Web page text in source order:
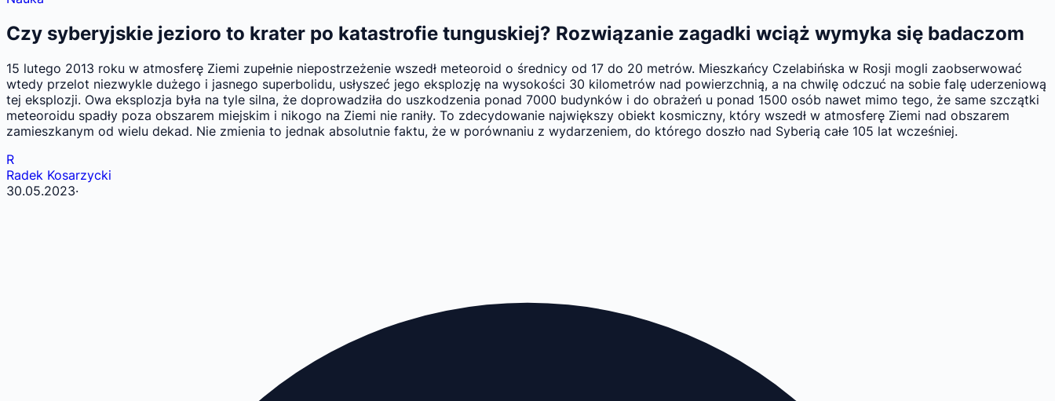
Czy syberyjskie jezioro to krater po katastrofie tunguskiej? Rozwiązanie zagadki wciąż wymyka się badaczom
15 lutego 2013 roku w atmosferę Ziemi zupełnie niepostrzeżenie wszedł meteoroid o średnicy od 17 do 20 metrów. Mieszkańcy Czelabińska w Rosji mogli zaobserwować
wtedy przelot niezwykle dużego i jasnego superbolidu, usłyszeć jego eksplozję na wysokości 30 kilometrów nad powierzchnią, a na chwilę odczuć na sobie falę uderzeniową
tej eksplozji. Owa eksplozja była na tyle silna, że doprowadziła do uszkodzenia ponad 7000 budynków i do obrażeń u ponad 1500 osób nawet mimo tego, że same szczątki
meteoroidu spadły poza obszarem miejskim i nikogo na Ziemi nie raniły. To zdecydowanie największy obiekt kosmiczny, który wszedł w atmosferę Ziemi nad obszarem
zamieszkanym od wielu dekad. Nie zmienia to jednak absolutnie faktu, że w porównaniu z wydarzeniem, do którego doszło nad Syberią całe 105 lat wcześniej.
R
Radek Kosarzycki
30.05.2023·